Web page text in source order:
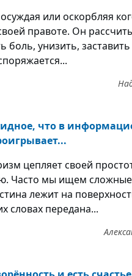
или оскорбляя
правоте. Он
боль, унизить,
что в
цепляет своей
Часто мы ищем
лежит на
словах передана...